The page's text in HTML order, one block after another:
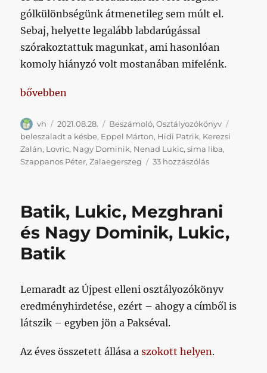
gólkülönbségünk átmenetileg sem múlt el.
Sebaj, helyette legalább labdarúgással
szórakoztattuk magunkat, ami hasonlóan
komoly hiányzó volt mostanában mifelénk.
„Végül elmaradt a verebesi értelemben vett késbe
bővebben
Szerző
vh Közzétéve
2021.08.28. Kategória
Beszámoló,Osztályozókönyv
beleszaladt a késbe, Eppel Márton, Hidi Patrik, Kerezsi
Zalán, Lovric, Nagy Dominik, Nenad Lukic,sima liba,
Szappanos Péter,Zalaegerszeg 33 hozzászólásVégül
értelemben
vett
késbe
vadul
fenyegetőn
pár
Batik, Lukic, Mezghrani
és Nagy Dominik, Lukic,
Batik
Lemaradt az Újpest elleni osztályozókönyv
eredményhirdetése, ezért – ahogy a címből is
látszik – egyben jön a Pakséval.
Az éves összetett állása aszokott helyen.